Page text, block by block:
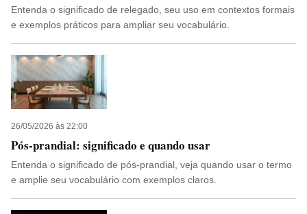
Entenda o significado de relegado, seu uso em contextos formais
e exemplos práticos para ampliar seu vocabulário.
26/05/2026 às 22:00
Pós-prandial: significado e quando usar
Entenda o significado de pós-prandial, veja quando usar o termo
e amplie seu vocabulário com exemplos claros.